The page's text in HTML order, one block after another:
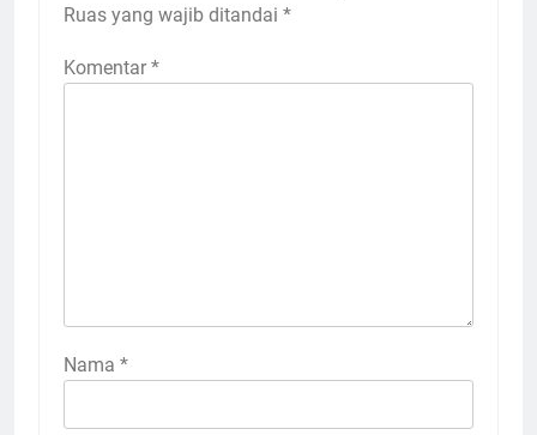
Ruas yang wajib ditandai *
Komentar *
Nama *